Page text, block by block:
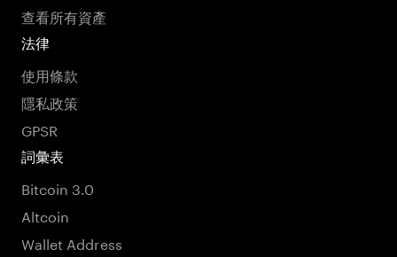
查看所有資產
法律
使用條款
隱私政策
GPSR
詞彙表
Bitcoin 3.0
Altcoin
Wallet Address